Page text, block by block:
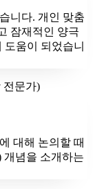
니다. 개인 맞춤
잠재적인 양극
움이 되었습니
전문가)
대해 논의할 때
개념을 소개하는